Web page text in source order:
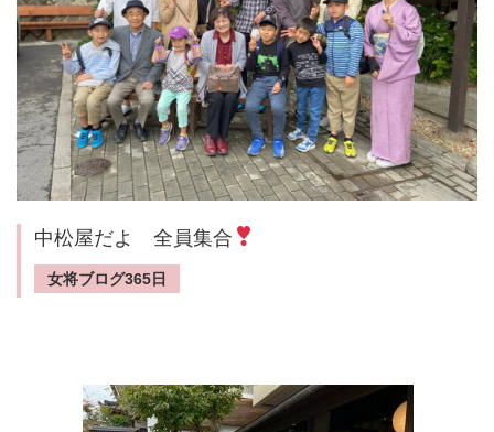
中松屋だよ 全員集合
女将ブログ365日